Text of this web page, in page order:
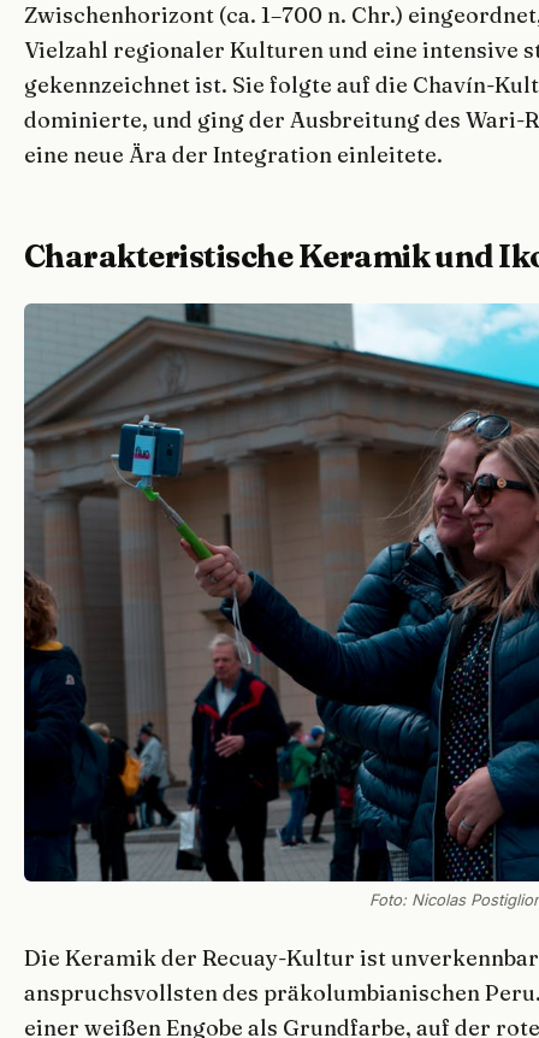
Zwischenhorizont (ca. 1–700 n. Chr.)
Vielzahl regionaler Kulturen und eine intensive
gekennzeichnet ist. Sie folgte auf die Chavín-
dominierte, und ging der Ausbreitung des Wari-
eine neue Ära der Integration einleitete.
Charakteristische Keramik und
Foto: Nicolas
Die Keramik der Recuay-Kultur ist
anspruchsvollsten des präkolumbianischen
einer weißen Engobe als Grundfarbe, auf der